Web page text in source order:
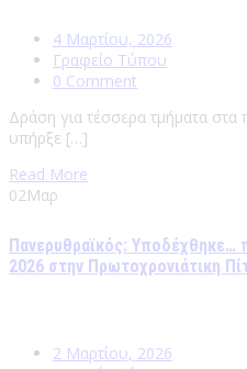
4 Μαρτίου, 2026
Γραφείο Τύπου
0 Comment
Δράση για τέσσερα τμήματα
υπήρξε […]
Read More
02Μαρ
Πανερυθραϊκός: Υποδέχθηκε…
2026 στην Πρωτοχρονιάτικη
2 Μαρτίου, 2026